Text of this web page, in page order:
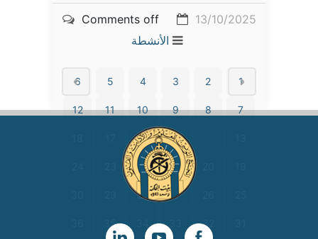
13/10/2025
Comments off
الأنشطة
1
2
3
4
5
6
7
8
9
10
11
12
15
16
21
22
27
28
32
35